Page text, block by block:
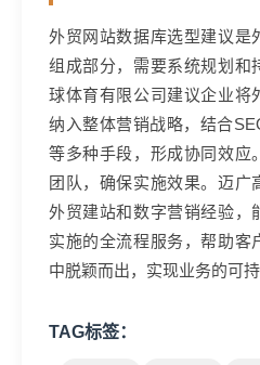
外贸网站数据库选型建议是
组成部分，需要系统规划和
球体育有限公司建议企业将
纳入整体营销战略，结合
等多种手段，形成协同效应
团队，确保实施效果。迈广
外贸建站和数字营销经验，
实施的全流程服务，帮助客
中脱颖而出，实现业务的可持
TAG标签：